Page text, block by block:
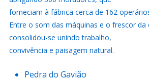
forneciam à fábrica cerca de 162
Entre o som das máquinas e o frescor da
consolidou-se unindo trabalho,
convivência e paisagem natural.
Pedra do Gavião